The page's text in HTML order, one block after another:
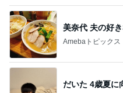
美奈代 夫の好
Amebaトピックス
だいた 4歳夏に